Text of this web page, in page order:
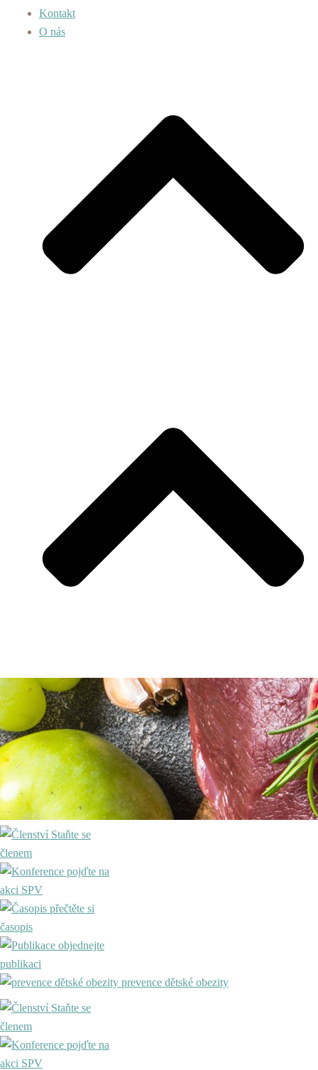
Kontakt
O nás
Staňte se
členem
pojďte na
akci SPV
přečtěte si
časopis
objednejte
publikaci
prevence dětské obezity
Staňte se
členem
pojďte na
akci SPV